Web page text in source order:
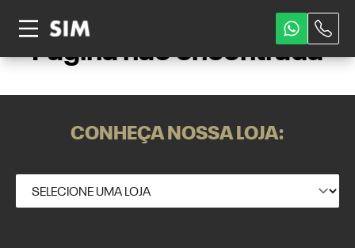
Página não encontrada
CONHEÇA NOSSA LOJA: